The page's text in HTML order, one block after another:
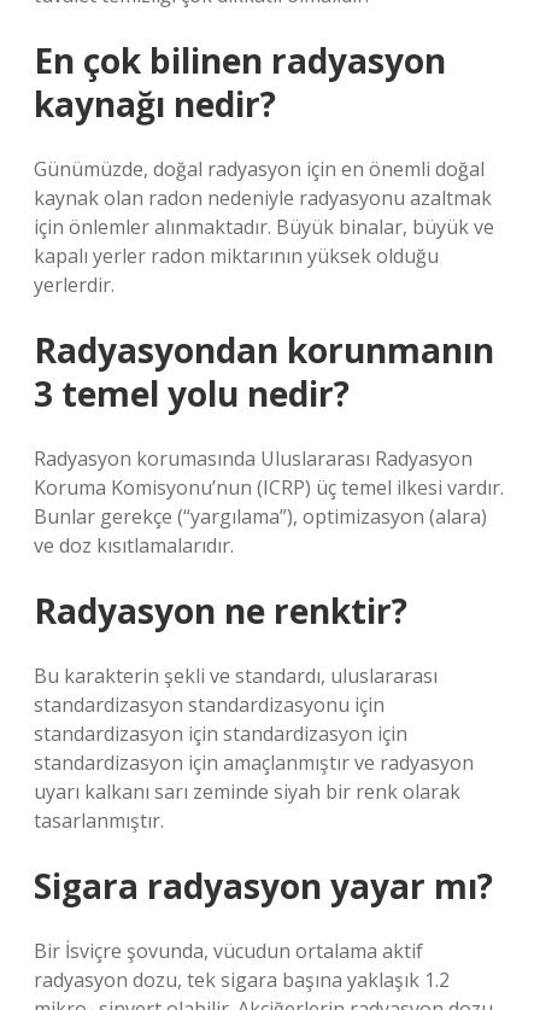
En çok bilinen radyasyon
kaynağı nedir?
Günümüzde, doğal radyasyon için en önemli doğal
kaynak olan radon nedeniyle radyasyonu azaltmak
için önlemler alınmaktadır. Büyük binalar, büyük ve
kapalı yerler radon miktarının yüksek olduğu
yerlerdir.
Radyasyondan korunmanın
3 temel yolu nedir?
Radyasyon korumasında Uluslararası Radyasyon
Koruma Komisyonu’nun (ICRP) üç temel ilkesi vardır.
Bunlar gerekçe (“yargılama”), optimizasyon (alara)
ve doz kısıtlamalarıdır.
Radyasyon ne renktir?
Bu karakterin şekli ve standardı, uluslararası
standardizasyon standardizasyonu için
standardizasyon için standardizasyon için
standardizasyon için amaçlanmıştır ve radyasyon
uyarı kalkanı sarı zeminde siyah bir renk olarak
tasarlanmıştır.
Sigara radyasyon yayar mı?
Bir İsviçre şovunda, vücudun ortalama aktif
radyasyon dozu, tek sigara başına yaklaşık 1.2